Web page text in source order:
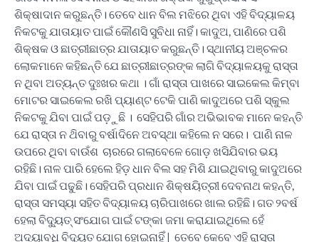
ଶିକ୍ଷାଦାନ କରୁଛନ୍ତି। ତେବେ ଧାନ ବିଲ ମଝିରେ ଥିବା ଏହି ବିଦ୍ୟାଳୟ
ନିକଟକୁ ଯାତାୟାତ ପାଇଁ କୌଣସି ସୁବିଧା ନାହିଁ। କାଦୁଅ, ପାଣିରେ ପଶି
ଶିକ୍ଷକ ଓ ଛାତ୍ରୀଛାତ୍ର ଯାତାୟାତ କରୁଛନ୍ତି। ସ୍ଥାନୀୟ ଅଞ୍ଚଳର
ଲୋକମାନେ କହିଛନ୍ତି ଯେ ଛାତ୍ରୀଛାତ୍ରଙ୍କ ଲାଗି ବିଦ୍ୟାଳୟକୁ ରାସ୍ତା
ନ ଥିବା ଅତ୍ୟନ୍ତ ଦୁଃଖର କଥା । ଗାଁ ରାସ୍ତା ପାଖରେ ସାଇକେଲ କିମ୍ବା
ମୋଟର ସାଇକେଲ ରଖି ପ୍ୟାଣ୍ଟ ଟେକି ପାଣି କାଦୁଅରେ ପଶି ସ୍କୁଲ
ନିକଟକୁ ଯିବା ପାଇଁ ପଡ଼ୁଛି । ସେହିପରି ଗାଁର ଅଭିଭାବକ ମାନେ କହନ୍ତି
ଯେ ରାସ୍ତା ନ ଥ‌ିବାରୁ ବର୍ଷାଦିନେ ଅବସ୍ଥା କହିଲେ ନ ସରେ। ପାଣି ନାଳ
ଉପରେ ଥିବା ବାଉଁଶ ଚାରରେ ଗଲାବେଳେ ଗୋଡ଼ ଖସିଯିବାର ଭୟ
ରହିଛି। ନାଳ ପାରି ହେଲେ ହିଡ଼ ଧାନ ବିଲ ସହ ମିଶି ଯାଇଥିବାରୁ କାଦୁଅରେ
ଯିବା ପାଇଁ ପଢୁଛି। ସେହିପରି ପ୍ରଧାନ ଶିକ୍ଷୟିତ୍ରୀ ଦେବନାଥ କହନ୍ତି,
ରାସ୍ତା ସମସ୍ୟା ସହିତ ବିଦ୍ୟାଳୟ ଚାରିପାଖରେ ଖାଲ ରହିଛି। ଗତ ୨ବର୍ଷ
ହେଲା ବିଦ୍ୟୁତ୍ ସଂଯୋଗ ପାଇଁ ଟଙ୍କା ଜମା କରାଯାଇଥିଲେ ହେଁ
ଅଦ୍ୟାବଧି ବିଦ୍ୟୁତ ଯୋଗ ହୋଇନାହିଁ | ତେବେ କେବେ ଏହି ରାସ୍ତା